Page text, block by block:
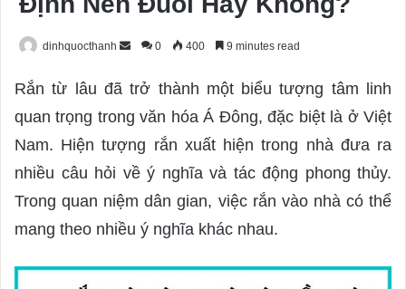
dinhquocthanh
n
d
e
m
l
0 400 9 minutes read
Rắn từ lâu đã trở thành một biểu tượng tâm linh
quan trọng trong văn hóa Á Đông, đặc biệt là ở Việt
Nam. Hiện tượng rắn xuất hiện trong nhà đưa ra
nhiều câu hỏi về ý nghĩa và tác động phong thủy.
Trong quan niệm dân gian, việc rắn vào nhà có thể
mang theo nhiều ý nghĩa khác nhau.